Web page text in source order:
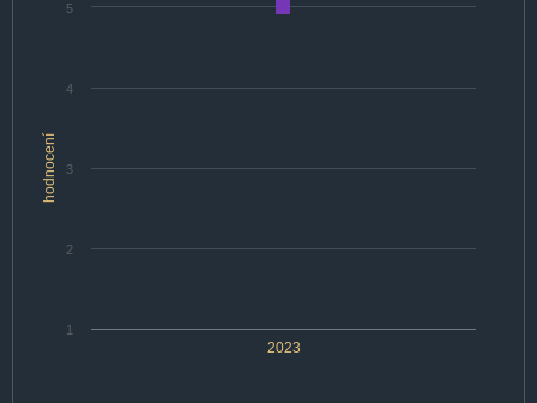
hodnocení
2023
1
2
3
4
5